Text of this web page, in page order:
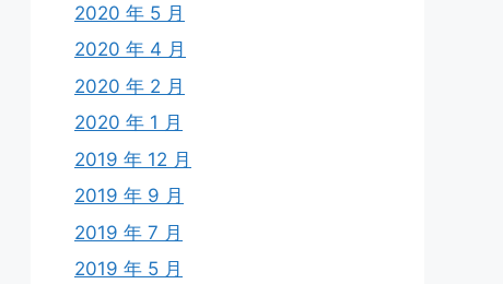
2020 年 5 月
2020 年 4 月
2020 年 2 月
2020 年 1 月
2019 年 12 月
2019 年 9 月
2019 年 7 月
2019 年 5 月